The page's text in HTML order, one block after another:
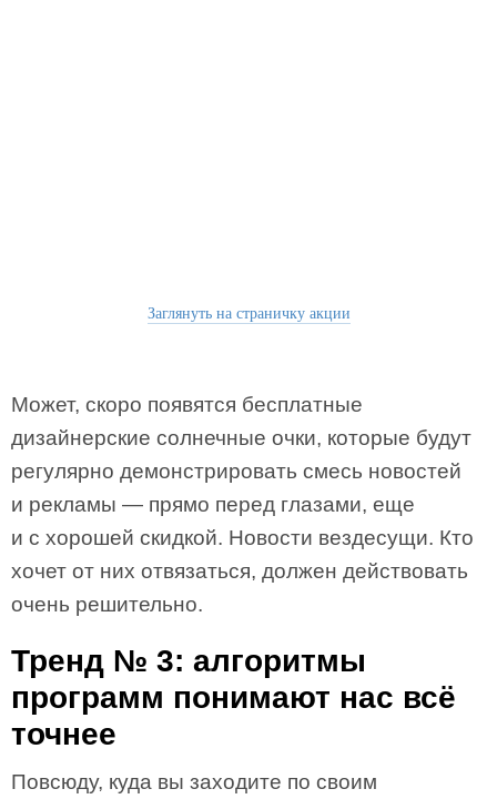
Заглянуть на страничку акции
Может, скоро появятся бесплатные
дизайнерские солнечные очки, которые будут
регулярно демонстрировать смесь новостей
и рекламы — прямо перед глазами, еще
и с хорошей скидкой. Новости вездесущи. Кто
хочет от них отвязаться, должен действовать
очень решительно.
Тренд № 3: алгоритмы
программ понимают нас всё
точнее
Повсюду, куда вы заходите по своим